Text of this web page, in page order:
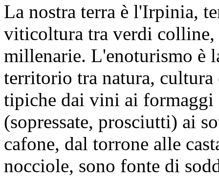
La nostra terra è l'Irpinia,
viticoltura tra verdi colline,
millenarie. L'enoturismo è
territorio tra natura,
tipiche dai vini ai formaggi
(sopressate, prosciutti) ai
cafone, dal torrone alle
nocciole, sono fonte di